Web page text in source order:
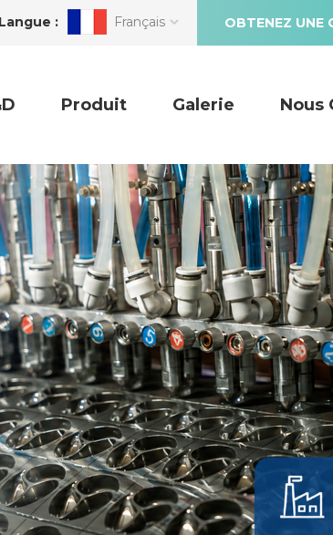
OBTENEZ UNE
Langue : Français
Produit Galerie Nous